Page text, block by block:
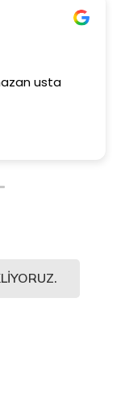
usta